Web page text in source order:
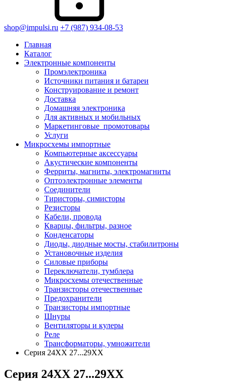
shop@impulsi.ru +7 (987) 934-08-53
Главная
Каталог
Электронные компоненты
Промэлектроника
Источники питания и батареи
Конструирование и ремонт
Доставка
Домашняя электроника
Для активных и мобильных
Маркетинговые_промотовары
Услуги
Микросхемы импортные
Компьютерные аксессуары
Акустические компоненты
Ферриты, магниты, электромагниты
Оптоэлектронные элементы
Соединители
Тиристоры, симисторы
Резисторы
Кабели, провода
Кварцы, фильтры, разное
Конденсаторы
Диоды, диодные мосты, стабилитроны
Установочные изделия
Силовые приборы
Переключатели, тумблера
Микросхемы отечественные
Транзисторы отечественные
Предохранители
Транзисторы импортные
Шнуры
Вентиляторы и кулеры
Реле
Трансформаторы, умножители
Серия 24ХХ 27...29ХХ
Серия 24ХХ 27...29ХХ